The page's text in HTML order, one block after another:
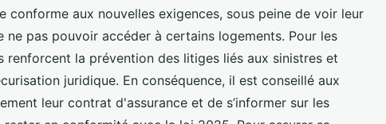
conforme aux nouvelles exigences, sous peine de voir leur
ne pas pouvoir accéder à certains logements. Pour les
renforcent la prévention des litiges liés aux sinistres et
juridique. En conséquence, il est conseillé aux
leur contrat d'assurance et de s’informer sur les